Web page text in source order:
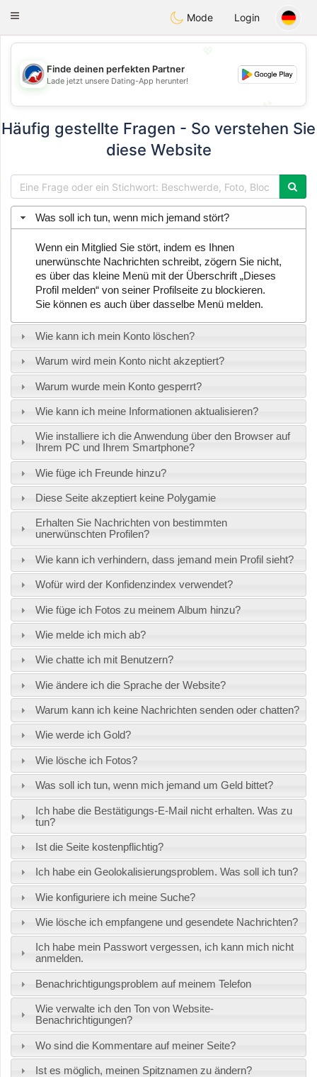
Australia Chat
Toggle
Mode Login
💖
💕
Finde deinen perfekten Partner
Lade jetzt unsere Dating-App herunter!
Häufig gestellte Fragen - So verstehen Sie
diese Website
Was soll ich tun, wenn mich jemand stört?
Wenn ein Mitglied Sie stört, indem es Ihnen
unerwünschte Nachrichten schreibt, zögern Sie nicht,
es über das kleine Menü mit der Überschrift „Dieses
Profil melden“ von seiner Profilseite zu blockieren.
Sie können es auch über dasselbe Menü melden.
Wie kann ich mein Konto löschen?
Warum wird mein Konto nicht akzeptiert?
Warum wurde mein Konto gesperrt?
Wie kann ich meine Informationen aktualisieren?
Wie installiere ich die Anwendung über den Browser auf
Ihrem PC und Ihrem Smartphone?
Wie füge ich Freunde hinzu?
Diese Seite akzeptiert keine Polygamie
Erhalten Sie Nachrichten von bestimmten
unerwünschten Profilen?
Wie kann ich verhindern, dass jemand mein Profil sieht?
Wofür wird der Konfidenzindex verwendet?
Wie füge ich Fotos zu meinem Album hinzu?
Wie melde ich mich ab?
Wie chatte ich mit Benutzern?
Wie ändere ich die Sprache der Website?
Warum kann ich keine Nachrichten senden oder chatten?
Wie werde ich Gold?
Wie lösche ich Fotos?
Was soll ich tun, wenn mich jemand um Geld bittet?
Ich habe die Bestätigungs-E-Mail nicht erhalten. Was zu
tun?
Ist die Seite kostenpflichtig?
Ich habe ein Geolokalisierungsproblem. Was soll ich tun?
Wie konfiguriere ich meine Suche?
Wie lösche ich empfangene und gesendete Nachrichten?
Ich habe mein Passwort vergessen, ich kann mich nicht
anmelden.
Benachrichtigungsproblem auf meinem Telefon
Wie verwalte ich den Ton von Website-
Benachrichtigungen?
Wo sind die Kommentare auf meiner Seite?
Ist es möglich, meinen Spitznamen zu ändern?